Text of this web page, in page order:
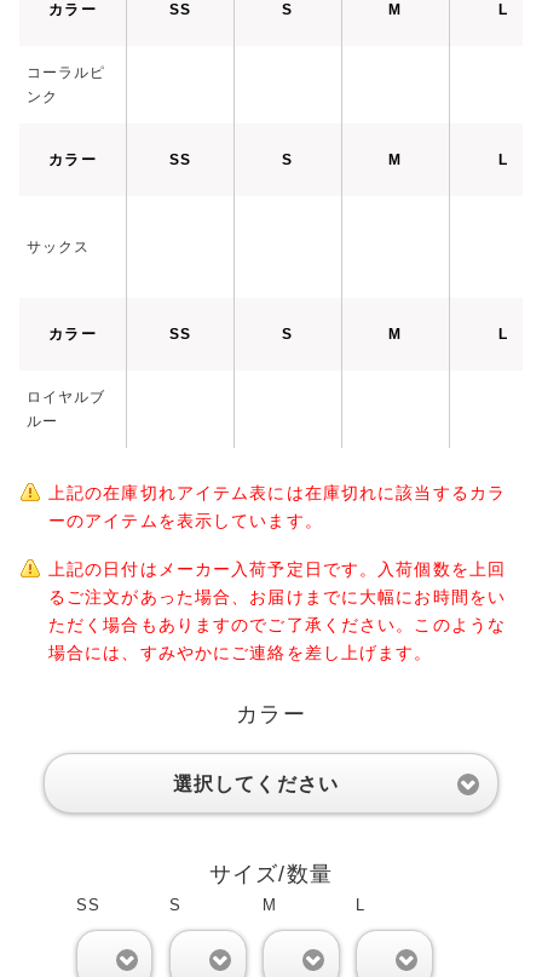
カラー SS S M L
コーラルピ
ンク
カラー SS S M L
サックス
カラー SS S M L
ロイヤルブ
ルー
上記の在庫切れアイテム表には在庫切れに該当するカラ
ーのアイテムを表示しています。
上記の日付はメーカー入荷予定日です。入荷個数を上回
るご注文があった場合、お届けまでに大幅にお時間をい
ただく場合もありますのでご了承ください。このような
場合には、すみやかにご連絡を差し上げます。
カラー
選択してください
サイズ/数量
SS S M L